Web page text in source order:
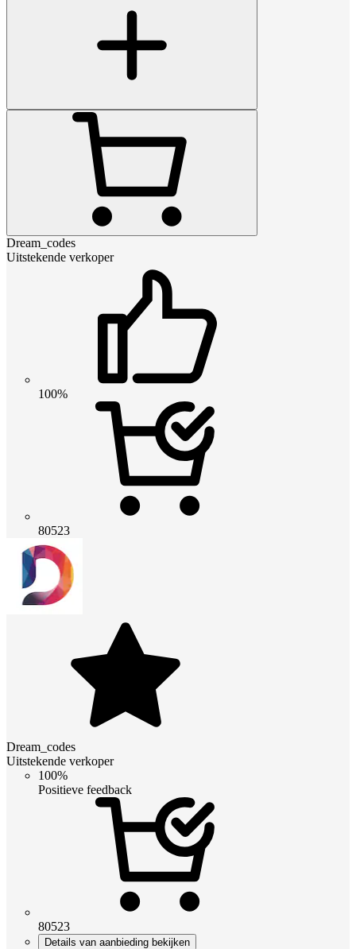
Dream_codes
Uitstekende verkoper
100%
80523
Dream_codes
Uitstekende verkoper
100%
Positieve feedback
80523
Details van aanbieding bekijken